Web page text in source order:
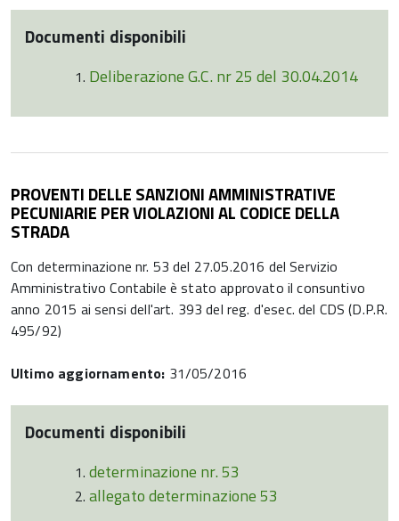
Documenti disponibili
Deliberazione G.C. nr 25 del 30.04.2014
PROVENTI DELLE SANZIONI AMMINISTRATIVE
PECUNIARIE PER VIOLAZIONI AL CODICE DELLA
STRADA
Con determinazione nr. 53 del 27.05.2016 del Servizio
Amministrativo Contabile è stato approvato il consuntivo
anno 2015 ai sensi dell'art. 393 del reg. d'esec. del CDS (D.P.R.
495/92)
Ultimo aggiornamento: 31/05/2016
Documenti disponibili
determinazione nr. 53
allegato determinazione 53